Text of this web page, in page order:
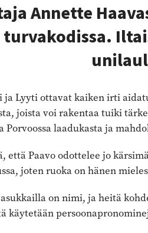
Annette
ja Lyyti ottavat kaiken irti
joista voi rakentaa tuiki
Porvoossa laadukasta ja
että Paavo odottelee jo
joten ruoka on hänen
on nimi, ja heitä
käytetään